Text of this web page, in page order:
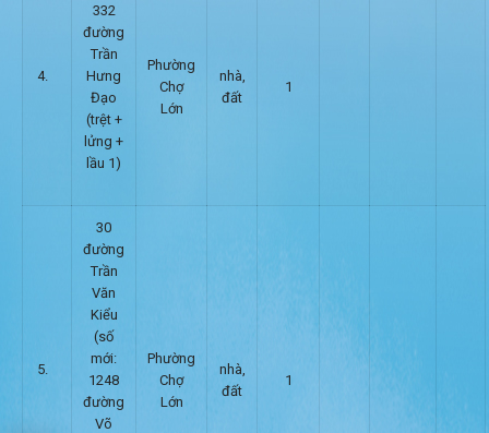
4.
332
đường
Trần
Hưng
Đạo
(trệt +
lửng +
lầu 1)
Phường
Chợ
Lớn
nhà,
đất
1
5.
30
đường
Trần
Văn
Kiểu
(số
mới:
1248
đường
Võ
Phường
Chợ
Lớn
nhà,
đất
1